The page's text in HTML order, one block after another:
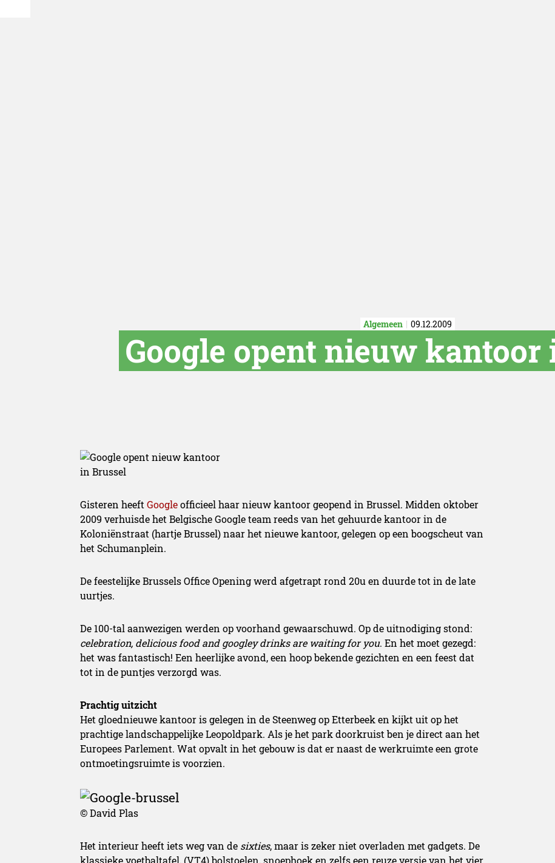
Algemeen 09.12.2009
Google opent nieuw kantoor
Gisteren heeft Googleofficieel haar nieuw kantoor geopend in Brussel. Midden oktober
2009 verhuisde het Belgische Google team reeds van het gehuurde kantoor in de
Koloniënstraat (hartje Brussel) naar het nieuwe kantoor, gelegen op een boogscheut van
het Schumanplein.
De feestelijke Brussels Office Opening werd afgetrapt rond 20u en duurde tot in de late
uurtjes.
De 100-tal aanwezigen werden op voorhand gewaarschuwd. Op de uitnodiging stond:
celebration, delicious food and googley drinks are waiting for you. En het moet gezegd:
het was fantastisch! Een heerlijke avond, een hoop bekende gezichten en een feest dat
tot in de puntjes verzorgd was.
Prachtig uitzicht
Het gloednieuwe kantoor is gelegen in de Steenweg op Etterbeek en kijkt uit op het
prachtige landschappelijke Leopoldpark. Als je het park doorkruist ben je direct aan het
Europees Parlement. Wat opvalt in het gebouw is dat er naast de werkruimte een grote
ontmoetingsruimte is voorzien.
© David Plas
Het interieur heeft iets weg van de sixties, maar is zeker niet overladen met gadgets. De
klassieke voetbaltafel, (VT4) bolstoelen, snoephoek en zelfs een reuze versie van het vier